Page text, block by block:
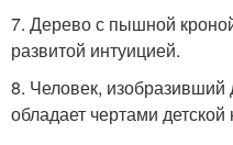
7. Дерево с пышной
развитой интуицией.
8. Человек,
обладает чертами